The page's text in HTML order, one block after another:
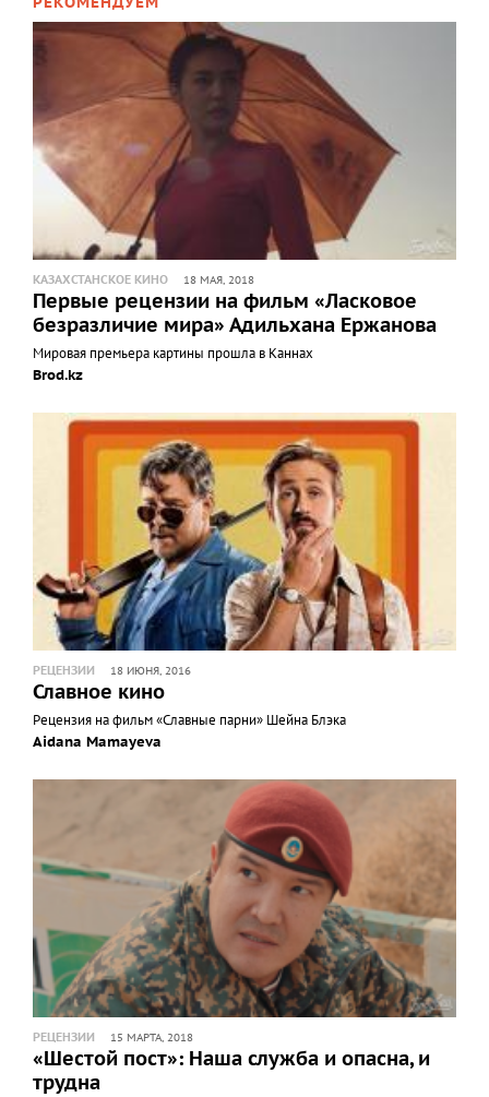
КАЗАХСТАНСКОЕ КИНО 18 МАЯ, 2018
Первые рецензии на фильм «Ласковое
безразличие мира» Адильхана Ержанова
Мировая премьера картины прошла в Каннах
Brod.kz
РЕЦЕНЗИИ 18 ИЮНЯ, 2016
Славное кино
Рецензия на фильм «Славные парни» Шейна Блэка
Aidana Mamayeva
РЕЦЕНЗИИ 15 МАРТА, 2018
«Шестой пост»: Наша служба и опасна, и
трудна